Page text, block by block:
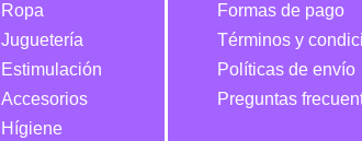
Ropa
Juguetería
Estimulación
Accesorios
Hígiene
Formas de pago
Términos y
Políticas de envío
Preguntas